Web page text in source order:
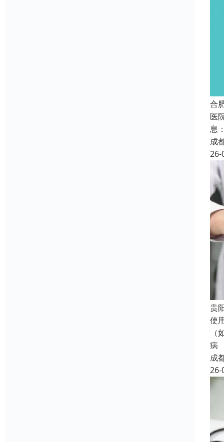
合
医
息
成
26-
贵
使
病
成
26-